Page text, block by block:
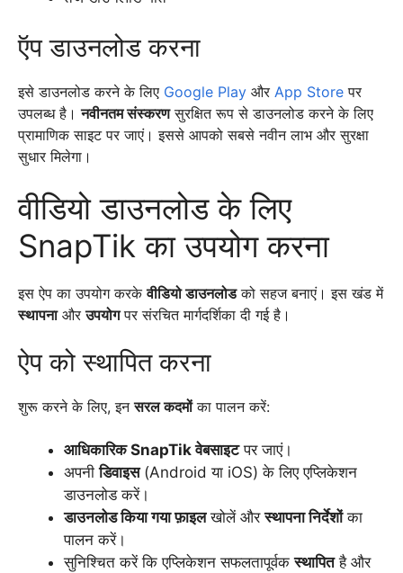
ऍप डाउनलोड करना
इसे डाउनलोड करने के लिए Google Play और App Store पर
उपलब्ध है।नवीनतम संस्करणसुरक्षित रूप से डाउनलोड करने के लिए
प्रामाणिक साइट पर जाएं। इससे आपको सबसे नवीन लाभ और सुरक्षा
सुधार मिलेगा।
वीडियो डाउनलोड के लिए
SnapTik का उपयोग करना
इस ऐप का उपयोग करकेवीडियो डाउनलोडको सहज बनाएं। इस खंड में
स्थापनाऔरउपयोगपर संरचित मार्गदर्शिका दी गई है।
ऐप को स्थापित करना
शुरू करने के लिए, इनसरल कदमोंका पालन करें:
आधिकारिक SnapTik वेबसाइटपर जाएं।
अपनीडिवाइस(Android या iOS) के लिए एप्लिकेशन
डाउनलोड करें।
डाउनलोड किया गया फ़ाइलखोलें औरस्थापना निर्देशोंका
पालन करें।
सुनिश्चित करें कि एप्लिकेशन सफलतापूर्वकस्थापितहै और